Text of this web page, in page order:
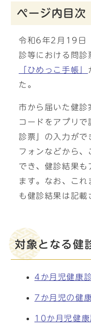
ページ内目次
令和6年2月19日
診等における問診
「ひめっこ手帳」
た。
市から届いた健診
コードをアプリで
診票」の入力がで
フォンなどから、
でき、健診結果も
ます。なお、これ
も健診結果は記載
対象となる健
4か月児健康
7か月児の健
10か月児健康